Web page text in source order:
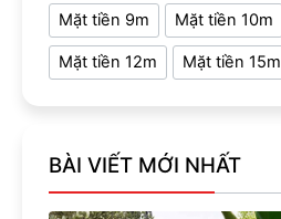
Mặt tiền 9m Mặt tiền 10m
Mặt tiền 12m Mặt tiền 15m
BÀI VIẾT MỚI NHẤT